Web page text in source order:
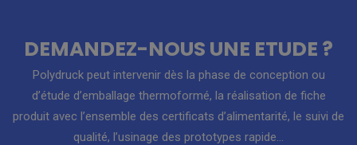
DEMANDEZ-NOUS UNE ETUDE ?
Polydruck peut intervenir dès la phase de conception ou
d’étude d’emballage thermoformé, la réalisation de fiche
produit avec l’ensemble des certificats d’alimentarité, le suivi de
qualité, l’usinage des prototypes rapide…